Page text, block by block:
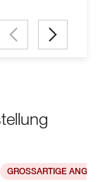
GROSSARTIGE